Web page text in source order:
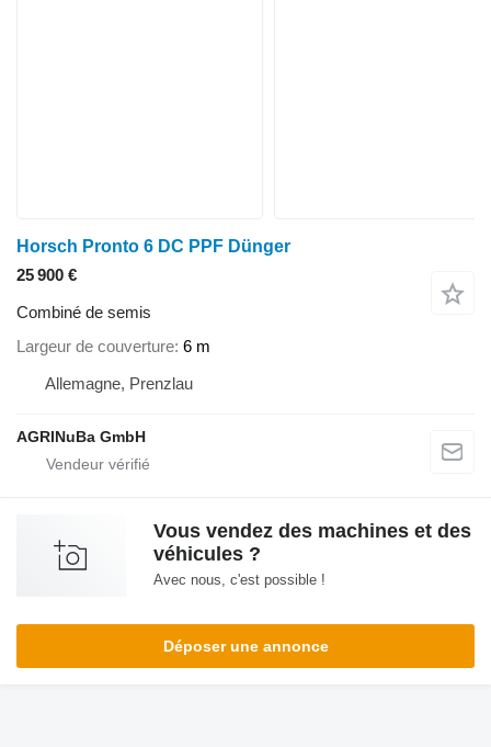
Horsch Pronto 6 DC PPF Dünger
25 900 €
Combiné de semis
Largeur de couverture 6 m
Allemagne, Prenzlau
AGRINuBa GmbH
Vous vendez des machines et des
véhicules ?
Avec nous, c'est possible !
Déposer une annonce